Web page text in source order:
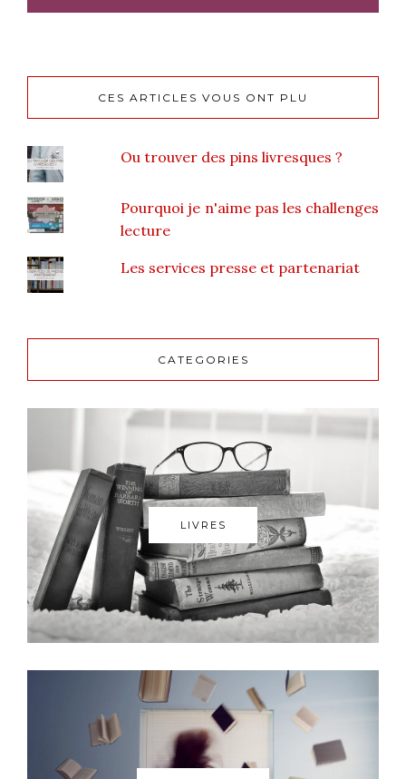
CES ARTICLES VOUS ONT PLU
Ou trouver des pins livresques ?
Pourquoi je n'aime pas les challenges
lecture
Les services presse et partenariat
CATEGORIES
LIVRES